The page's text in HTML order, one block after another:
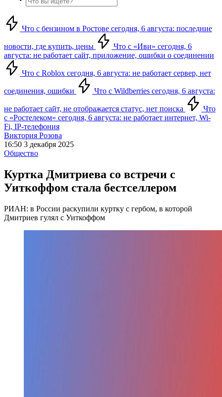
Что с бензином в Ростове сегодня, 6 августа: последние
новости, где купить, цены
Что с «Иви» сегодня, 6
августа: не работает сайт, приложение, ошибки о соединении
Что с Roblox сегодня, 6 августа: не работает сервер, нет
соединения, ошибки Что с Wildberries сегодня, 6 августа:
не работает сайт, не отображается статус, нет поиска
Что
с «Ростелеком» сегодня, 6 августа: не работает интернет, Wi-
Fi, IP-телефония
Виктория Розова
16:50 3 декабря 2025
Общество
Куртка Дмитриева со встречи с
Уиткоффом стала бестселлером
РИАН: в России раскупили куртку с гербом, в которой
Дмитриев гулял с Уиткоффом